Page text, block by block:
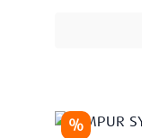
Rabatt
%